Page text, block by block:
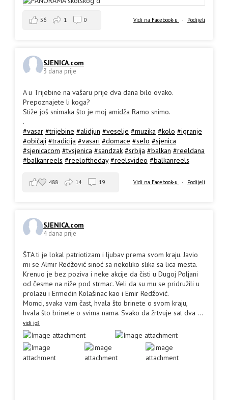
Vidi na Facebook-u · Podijeli
56 1 0
SJENICA.com
3 dana prije
A u Trijebine na vašaru prije dva dana bilo ovako.
Prepoznajete li koga?
Stiže još snimaka što je moj amidža Ramo snimo.
.
#vasar #trijebine #alidjun #veselje #muzika #kolo #igranje
#običaji #tradicija #vasari #domace #selo #sjenica
#sjenicacom #tvsjenica #sandzak #srbija #balkan #reeldana
#balkanreels #reeloftheday #reelsvideo #balkanreels
Vidi na Facebook-u · Podijeli
488 14 19
SJENICA.com
4 dana prije
ŠTA ti je lokal patriotizam i ljubav prema svom kraju. Javio
mi se Almir Redžović sinoć sa nekoliko slika sa lica mesta.
Krenuo je bez poziva i neke akcije da čisti u Dugoj Poljani
od česme na niže pod strmac. Veli da su mu se pridružili u
prolazu i Ermedin Kolašinac kao i Emir Redžović.
Momci, svaka vam čast, hvala što brinete o svom kraju,
hvala što brinete o svima nama. Svako da žrtvuje sat dva ...
vidi još